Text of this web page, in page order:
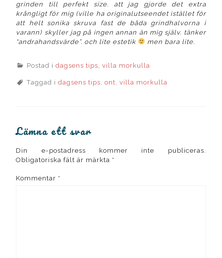
grinden till perfekt size. att jag gjorde det extra
krångligt för mig (ville ha originalutseendet istället för
att helt sonika skruva fast de båda grindhalvorna i
varann) skyller jag på ingen annan än mig själv. tänker
“andrahandsvärde”. och lite estetik
men bara lite.
Postad idagsens tips ,villa morkulla
Taggad idagsens tips ,ont ,villa morkulla
Lämna ett svar
Din e-postadress kommer inte publiceras.
Obligatoriska fält är märkta *
Kommentar *